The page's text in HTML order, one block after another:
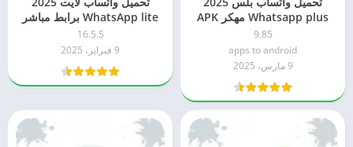
Whatsapp plus مهكر APK
برابط مباشر للاندرويد
9.85
apps to android
9 مارس، 2025
WhatsApp lite برابط مباشر
APK للاندرويد16.5.5
9 فبراير، 2025